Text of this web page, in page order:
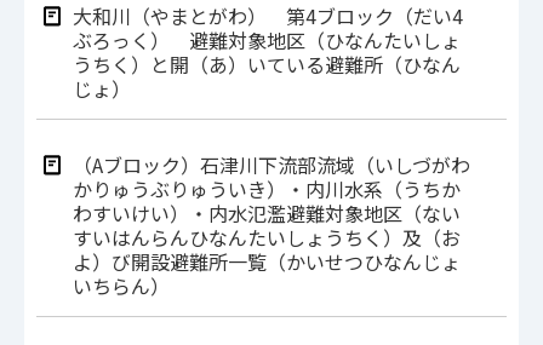
大和川（やまとがわ） 第4ブロック（だい4
ぶろっく） 避難対象地区（ひなんたいしょ
うちく）と開（あ）いている避難所（ひなん
じょ）
（Aブロック）石津川下流部流域（いしづがわ
かりゅうぶりゅういき）・内川水系（うちか
わすいけい）・内水氾濫避難対象地区（ない
すいはんらんひなんたいしょうちく）及（お
よ）び開設避難所一覧（かいせつひなんじょ
いちらん）